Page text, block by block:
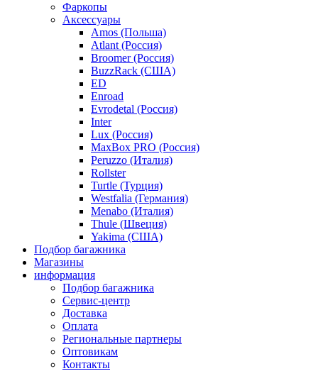
Фаркопы
Аксессуары
Amos (Польша)
Atlant (Россия)
Broomer (Россия)
BuzzRack (США)
ED
Enroad
Evrodetal (Россия)
Inter
Lux (Россия)
MaxBox PRO (Россия)
Peruzzo (Италия)
Rollster
Turtle (Турция)
Westfalia (Германия)
Menabo (Италия)
Thule (Швеция)
Yakima (США)
Подбор багажника
Магазины
информация
Подбор багажника
Сервис-центр
Доставка
Оплата
Региональные партнеры
Оптовикам
Контакты